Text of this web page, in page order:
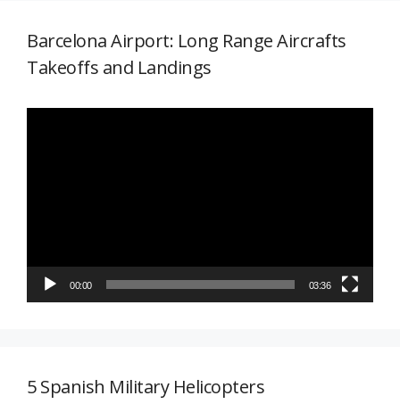
Barcelona Airport: Long Range Aircrafts
Takeoffs and Landings
00:00 03:36
5 Spanish Military Helicopters